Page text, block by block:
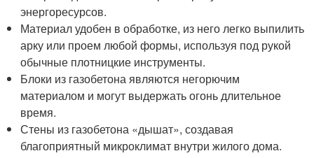
энергоресурсов.
Материал удобен в обработке, из него легко выпилить
арку или проем любой формы, используя под рукой
обычные плотницкие инструменты.
Блоки из газобетона являются негорючим
материалом и могут выдержать огонь длительное
время.
Стены из газобетона «дышат», создавая
благоприятный микроклимат внутри жилого дома.